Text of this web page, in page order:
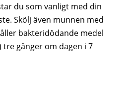
du som vanligt med din
Skölj även munnen med
bakteridödande medel
tre gånger om dagen i 7